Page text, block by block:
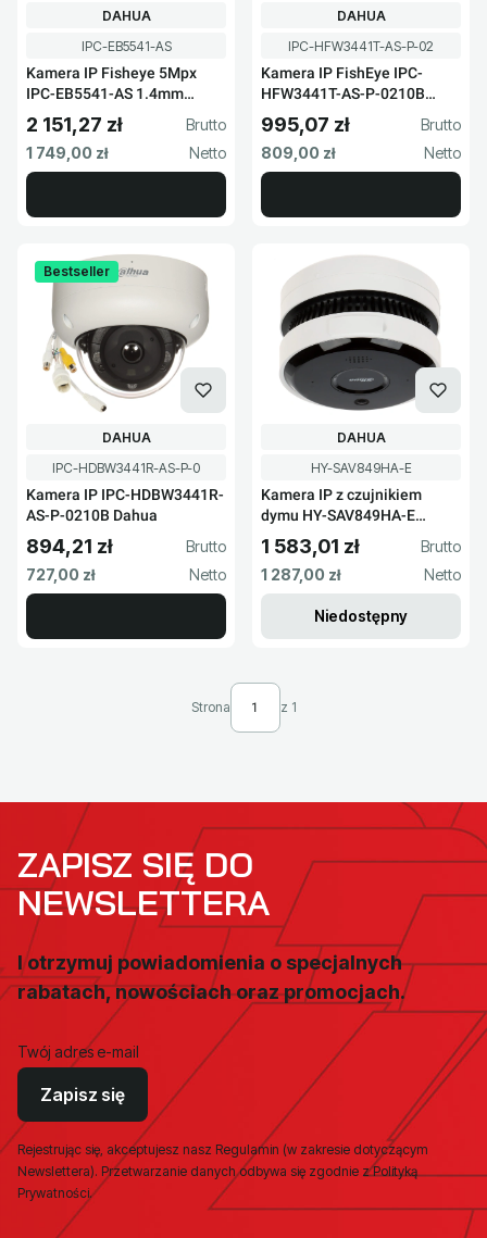
Kod produktu
IPC-EB5541-AS
Kamera IP Fisheye 5Mpx
IPC-EB5541-AS 1.4mm
Dahua
PRODUCENT
DAHUA
Cena brutto
2 151,27 zł
Cena netto
1 749,00 zł
Kod produktu
IPC-HFW3441T-AS-P-02
Kamera IP FishEye IPC-
HFW3441T-AS-P-0210B
Dahua
PRODUCENT
DAHUA
Cena brutto
995,07 zł
Cena netto
809,00 zł
Bestseller
Kod produktu
IPC-HDBW3441R-AS-P-0
Kamera IP IPC-HDBW3441R-
AS-P-0210B Dahua
PRODUCENT
DAHUA
Cena brutto
894,21 zł
Cena netto
727,00 zł
Kod produktu
HY-SAV849HA-E
Kamera IP z czujnikiem
dymu HY-SAV849HA-E
Dahua
PRODUCENT
DAHUA
Cena brutto
1 583,01 zł
Cena netto
1 287,00 zł
Niedostępny
Strona z 1
ZAPISZ SIĘ DO
NEWSLETTERA
I otrzymuj powiadomienia o specjalnych
rabatach, nowościach oraz promocjach.
Twój adres e-mail
Zapisz się
Rejestrując się, akceptujesz nasz Regulamin (w zakresie dotyczącym
Newslettera). Przetwarzanie danych odbywa się zgodnie z Polityką
Prywatności.